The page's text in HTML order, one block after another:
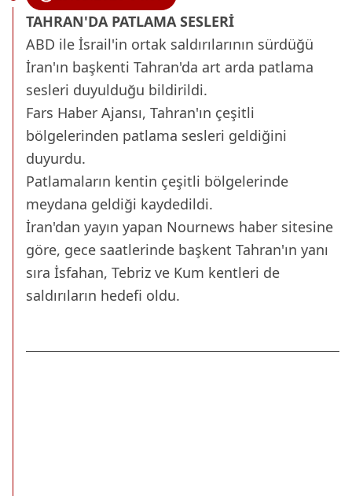
TAHRAN'DA PATLAMA SESLERİ
ABD ile İsrail'in ortak saldırılarının sürdüğü
İran'ın başkenti Tahran'da art arda patlama
sesleri duyulduğu bildirildi.
Fars Haber Ajansı, Tahran'ın çeşitli
bölgelerinden patlama sesleri geldiğini
duyurdu.
Patlamaların kentin çeşitli bölgelerinde
meydana geldiği kaydedildi.
İran'dan yayın yapan Nournews haber sitesine
göre, gece saatlerinde başkent Tahran'ın yanı
sıra İsfahan, Tebriz ve Kum kentleri de
saldırıların hedefi oldu.